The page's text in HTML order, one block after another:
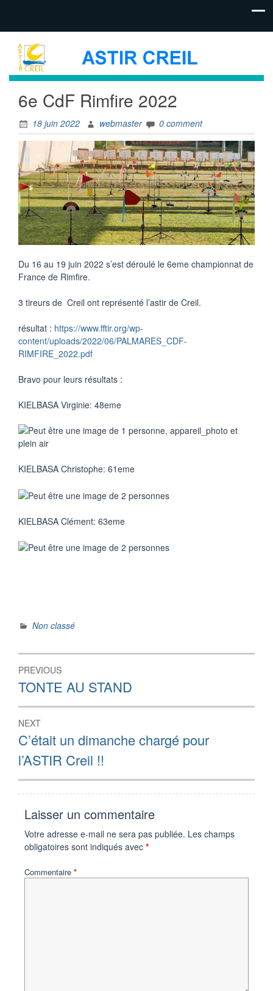
6e CdF Rimfire 2022
18 juin 2022 webmaster 0 comment
Du 16 au 19 juin 2022 s’est déroulé le 6eme championnat de
France de Rimfire.
3 tireurs de Creil ont représenté l’astir de Creil.
résultat : https://www.fftir.org/wp-
content/uploads/2022/06/PALMARES_CDF-
RIMFIRE_2022.pdf
Bravo pour leurs résultats :
KIELBASA Virginie: 48eme
KIELBASA Christophe: 61eme
KIELBASA Clément: 63eme
Non classé
Navigation
de
l’article
PREVIOUS
Previous
post:
TONTE AU STAND
NEXT
Next
post:
C’était un dimanche chargé pour
l’ASTIR Creil !!
Laisser un commentaire
Votre adresse e-mail ne sera pas publiée. Les champs
obligatoires sont indiqués avec *
Commentaire *